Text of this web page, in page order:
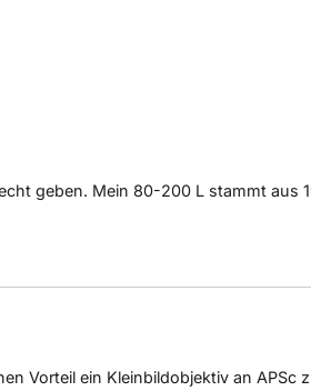
geben. Mein 80-200 L stammt aus
Vorteil ein Kleinbildobjektiv an